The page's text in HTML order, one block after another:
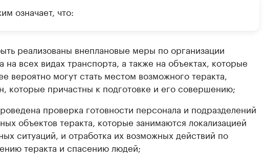
означает, что:
реализованы внеплановые меры по организации
на всех видах транспорта, а также на объектах, которые
вероятно могут стать местом возможного теракта,
которые причастны к подготовке и его совершению;
проверка готовности персонала и подразделений
объектов теракта, которые занимаются локализацией
ситуаций, и отработка их возможных действий по
теракта и спасению людей;